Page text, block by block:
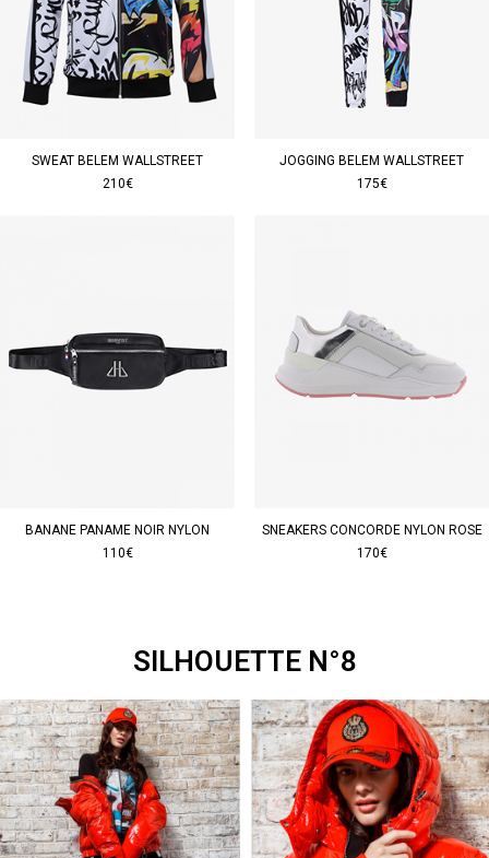
SWEAT BELEM WALLSTREET
210€
JOGGING BELEM WALLSTREET
175€
BANANE PANAME NOIR NYLON
110€
SNEAKERS CONCORDE NYLON ROSE
170€
SILHOUETTE N°8